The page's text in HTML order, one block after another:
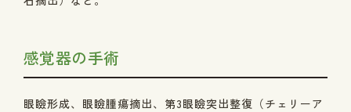
感覚器の手術
眼瞼形成、眼瞼腫瘍摘出、第3眼瞼突出整復（チェリーア